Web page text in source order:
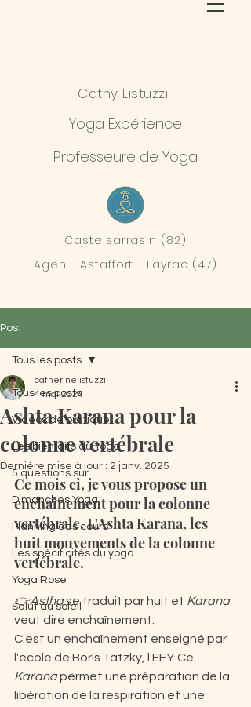
Cathy Listuzzi
Yoga Expérience
Professeure de Yoga
Castelsarrasin (82)
Agen - Astaffort - Layrac (47)
Post
Tous les posts
Vidéos de pratique
Les bienfaits du Yoga
5 questions sur ...
Dimanches Yoga
Planning des cours
Les spécificités du yoga
Yoga Rose
Salut au soleil
Tous les posts
Ashta Karana pour la
colonne vertébrale
catherinelistuzzi
4 mai 2024
Dernière mise à jour : 2 janv. 2025
Ce mois ci, je vous propose un
enchaînement pour la colonne
vertébrale. L'Ashta Karana, les
huit mouvements de la colonne
vertébrale.
👉Astha se traduit par huit et Karana
veut dire enchaînement.
C'est un enchaînement enseigné par
l'école de Boris Tatzky, l'EFY. Ce
Karana permet une préparation de la
libération de la respiration et une